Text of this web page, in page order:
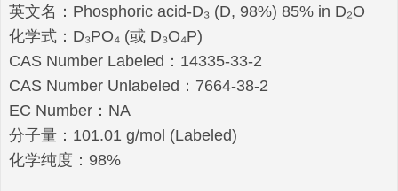
英文名：Phosphoric acid-D₃ (D, 98%) 85% in D₂O
化学式：D₃PO₄ (或 D₃O₄P)
CAS Number Labeled：14335-33-2
CAS Number Unlabeled：7664-38-2
EC Number：NA
分子量：101.01 g/mol (Labeled)
化学纯度：98%